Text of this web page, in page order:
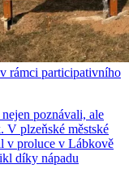
rámci participativního
poznávali, ale
V plzeňské městské
v proluce v Lábkově
díky nápadu